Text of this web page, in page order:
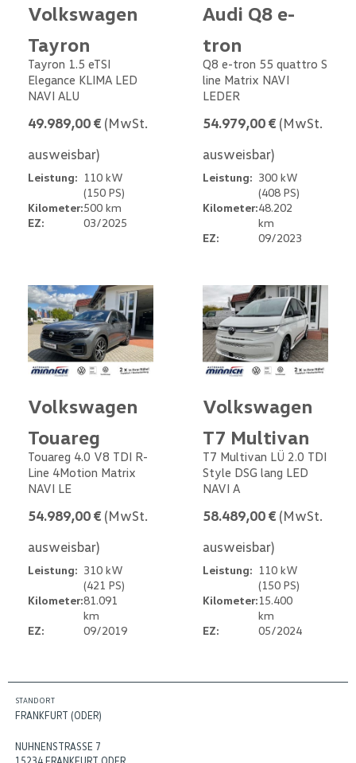
Volkswagen
Tayron
Tayron 1.5 eTSI
Elegance KLIMA LED
NAVI ALU
49.989,00 € (MwSt.
ausweisbar)
Leistung: 110 kW
(150 PS)
Kilometer:500 km
EZ:
03/2025
Audi Q8 e-
tron
Q8 e-tron 55 quattro S
line Matrix NAVI
LEDER
54.979,00 € (MwSt.
ausweisbar)
Leistung: 300 kW
(408 PS)
Kilometer:48.202
km
EZ:
09/2023
Volkswagen
Touareg
Touareg 4.0 V8 TDI R-
Line 4Motion Matrix
NAVI LE
54.989,00 € (MwSt.
ausweisbar)
Leistung: 310 kW
(421 PS)
Kilometer:81.091
km
EZ:
09/2019
Volkswagen
T7 Multivan
T7 Multivan LÜ 2.0 TDI
Style DSG lang LED
NAVI A
58.489,00 € (MwSt.
ausweisbar)
Leistung: 110 kW
(150 PS)
Kilometer:15.400
km
EZ:
05/2024
STANDORT
FRANKFURT (ODER)
NUHNENSTRASSE 7